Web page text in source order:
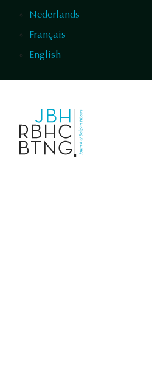
Nederlands
Français
English